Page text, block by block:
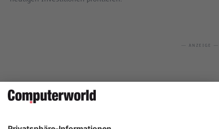
— ANZEIGE —